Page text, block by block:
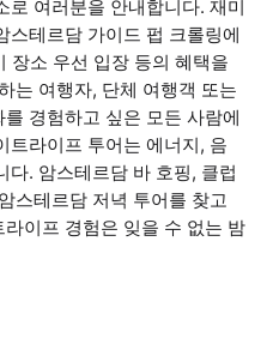
로 여러분을 안내합니다. 재미
스테르담 가이드 펍 크롤링에
장소 우선 입장 등의 혜택을
는 여행자, 단체 여행객 또는
경험하고 싶은 모든 사람에
트라이프 투어는 에너지, 음
다. 암스테르담 바 호핑, 클럽
스테르담 저녁 투어를 찾고
이프 경험은 잊을 수 없는 밤